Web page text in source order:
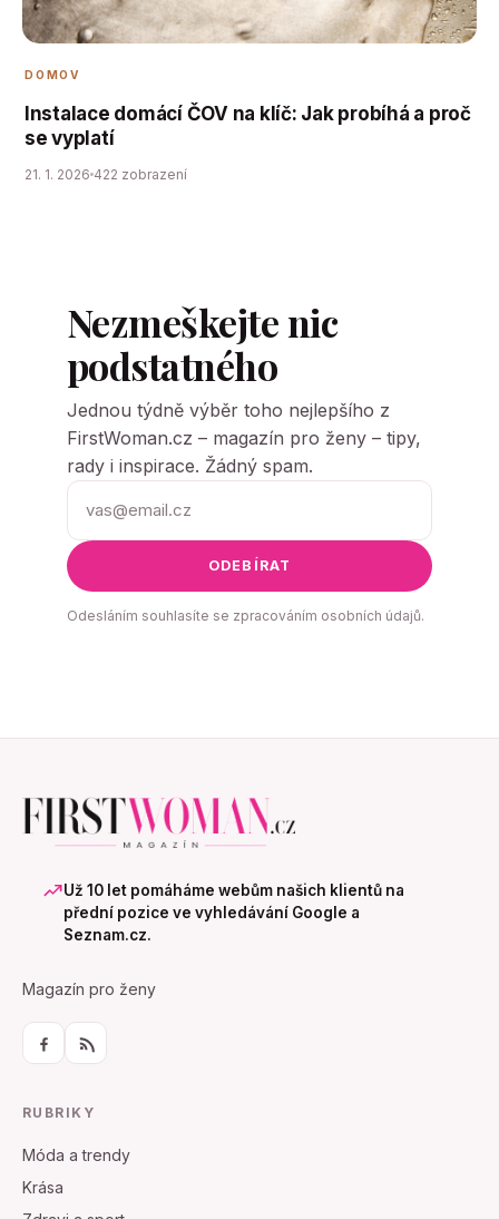
DOMOV
Instalace domácí ČOV na klíč: Jak probíhá a proč
se vyplatí
21. 1. 2026 422 zobrazení
Nezmeškejte nic
podstatného
Jednou týdně výběr toho nejlepšího z
FirstWoman.cz – magazín pro ženy – tipy,
rady i inspirace. Žádný spam.
ODEBÍRAT
Odesláním souhlasíte se zpracováním osobních údajů.
Už 10 let pomáháme webům našich klientů na
přední pozice ve vyhledávání Google a
Seznam.cz.
Magazín pro ženy
RUBRIKY
Móda a trendy
Krása